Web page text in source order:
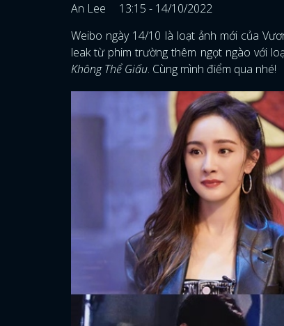
An Lee
13:15 - 14/10/2022
Weibo ngày 14/10 là loạt ảnh mới của
leak từ phim trường thêm ngọt ngào với
Không Thể Giấu. Cùng mình điểm qua nhé!